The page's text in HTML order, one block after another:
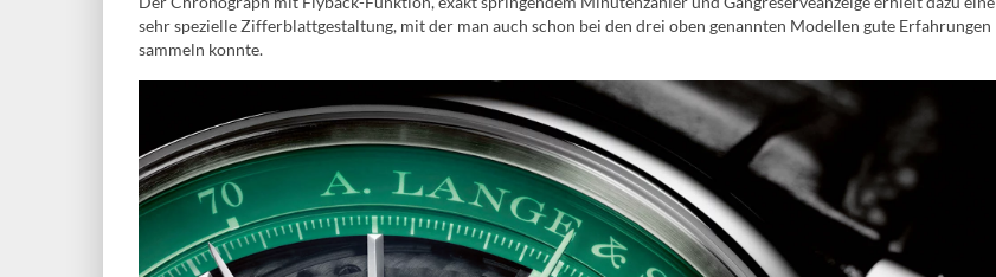
sehr spezielle Zifferblattgestaltung, mit der man auch schon bei den drei oben genannten Modellen gute Erfahrungen
sammeln konnte.